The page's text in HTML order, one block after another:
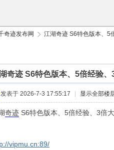
奇迹发布网
›
江湖奇迹 S6特色版本、5
奇迹 S6特色版本、5倍经验
发表于 2026-7-3 17:55:17 显示全部楼
奇迹 S6特色版本、5倍经验、3倍
vipmu.cn:89/